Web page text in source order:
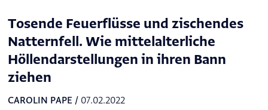
Tosende Feuerflüsse und zischendes
Natternfell. Wie mittelalterliche
Höllendarstellungen in ihren Bann
ziehen
CAROLIN PAPE / 07.02.2022